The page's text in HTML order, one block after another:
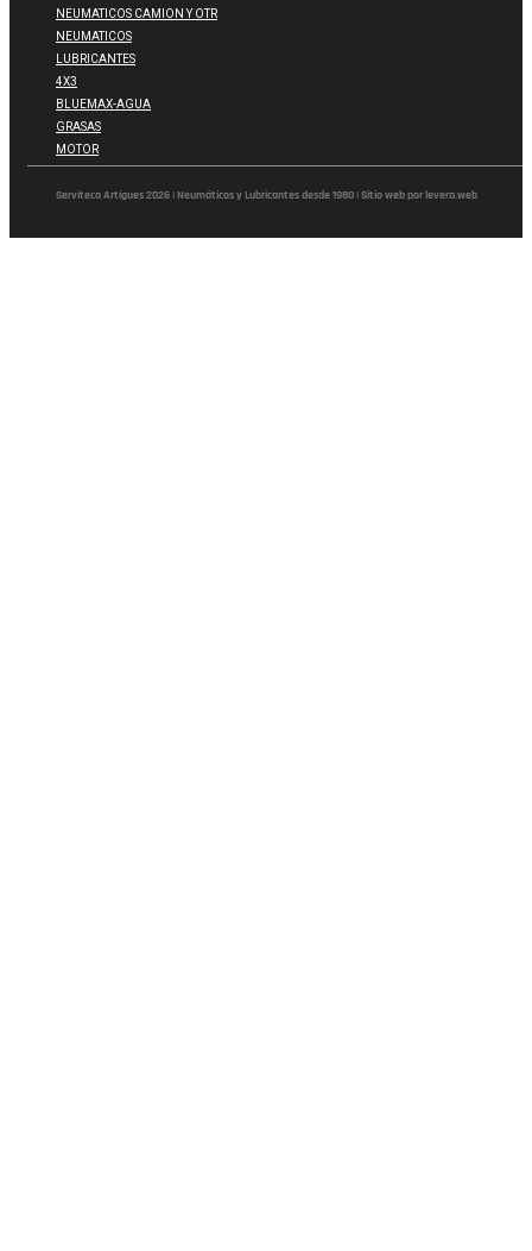
NEUMATICOS CAMION Y OTR
NEUMATICOS
LUBRICANTES
4X3
BLUEMAX-AGUA
GRASAS
MOTOR
Serviteca Artigues 2026 | Neumáticos y Lubricantes desde 1980 | Sitio web por levera.web